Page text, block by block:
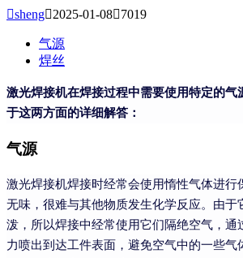
sheng2025-01-087019
气源
焊丝
激光焊接机在焊接过程中需要使用特定的气
于这两方面的详细解答：
气源
激光焊接机焊接时经常会使用惰性气体进行
无味，很难与其他物质发生化学反应。由于
泼，所以焊接中经常使用它们隔绝空气，通
力喷出到达工件表面，避免空气中的一些气